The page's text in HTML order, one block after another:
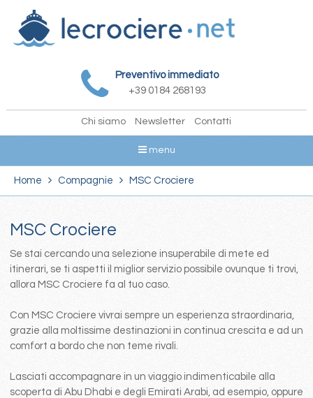
Preventivo immediato
+39 0184 268193
Chi siamo Newsletter Contatti
menu
Home Compagnie MSC Crociere
MSC Crociere
Se stai cercando una selezione insuperabile di mete ed
itinerari, se ti aspetti il miglior servizio possibile ovunque ti trovi,
allora MSC Crociere fa al tuo caso.
Con MSC Crociere vivrai sempre un esperienza straordinaria,
grazie alla moltissime destinazioni in continua crescita e ad un
comfort a bordo che non teme rivali.
Lasciati accompagnare in un viaggio indimenticabile alla
scoperta di Abu Dhabi e degli Emirati Arabi, ad esempio, oppure